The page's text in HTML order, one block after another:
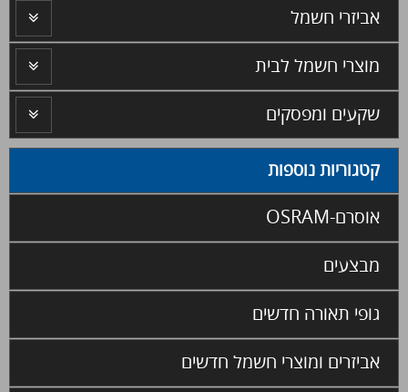
אביזרי חשמל
מוצרי חשמל לבית
שקעים ומפסקים
קטגוריות נוספות
אוסרם-OSRAM
מבצעים
גופי תאורה חדשים
אביזרים ומוצרי חשמל חדשים